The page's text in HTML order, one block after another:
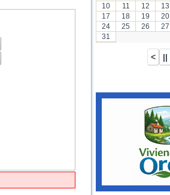
10
11 12 13
17
18 19 20
24
25 26 27
31